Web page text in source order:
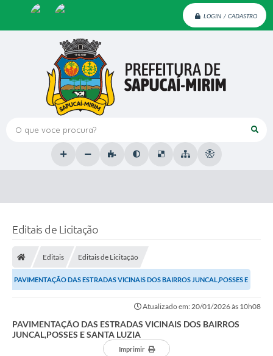
LOGIN / CADASTRO
O que voce procura?
Editais de Licitação
Editais Editais de Licitação
PAVIMENTAÇÃO DAS ESTRADAS VICINAIS DOS BAIRROS JUNCAL,POSSES E
Atualizado em: 20/01/2026 às 10h08
PAVIMENTAÇÃO DAS ESTRADAS VICINAIS DOS BAIRROS
JUNCAL,POSSES E SANTA LUZIA
Imprimir